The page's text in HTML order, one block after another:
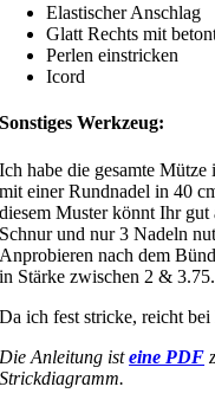
Elastischer Anschlag
Glatt Rechts mit
Perlen einstricken
Icord
Sonstiges Werkzeug:
Ich habe die gesamte
mit einer Rundnadel in 40
diesem Muster könnt Ihr
Schnur und nur 3 Nadeln
Anprobieren nach dem
in Stärke zwischen 2 &
Da ich fest stricke, reicht
Die Anleitung isteine PDF
Strickdiagramm.